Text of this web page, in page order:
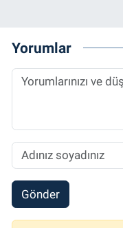
Yorumlar
Gönder